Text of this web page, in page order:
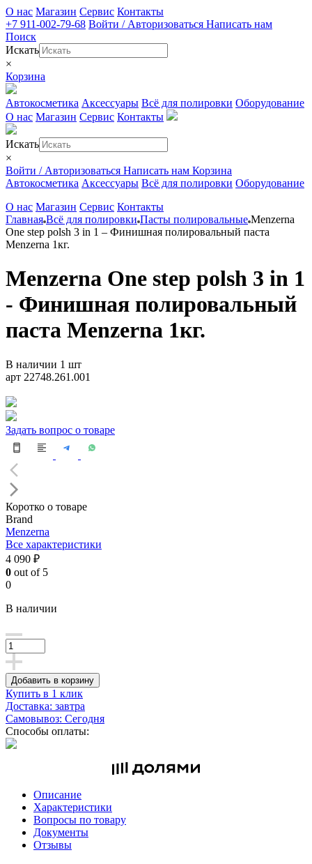
О нас Магазин Сервис Контакты
+7 911-002-79-68 Войти / Авторизоваться Написать нам
Поиск
Искать
×
Корзина
Автокосметика Аксессуары Всё для полировки Оборудование
О нас Магазин Сервис Контакты
Искать
×
Войти / Авторизоваться Написать нам Корзина
Автокосметика Аксессуары Всё для полировки Оборудование
О нас Магазин Сервис Контакты
Главная Всё для полировки Пасты полировальные Menzerna
One step polsh 3 in 1 – Финишная полировальный паста
Menzerna 1кг.
Menzerna One step polsh 3 in 1
- Финишная полировальный
паста Menzerna 1кг.
В наличии 1 шт
арт 22748.261.001
Задать вопрос о товаре
Коротко о товаре
Brand
Menzerna
Все характеристики
4 090 ₽
0 out of 5
0
В наличии
Добавить в корзину
Купить в 1 клик
Доставка: завтра
Самовывоз: Сегодня
Способы оплаты:
Описание
Характеристики
Вопросы по товару
Документы
Отзывы